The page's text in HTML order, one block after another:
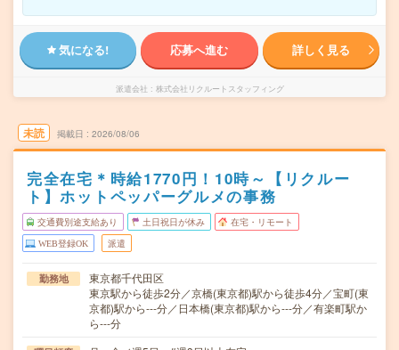
気になる! 応募へ進む 詳しく見る
派遣会社 株式会社リクルートスタッフィング
未読 掲載日 2026/08/06
完全在宅＊時給1770円！10時～【リクルー
ト】ホットペッパーグルメの事務
交通費別途支給あり 土日祝日が休み 在宅・リモート
WEB登録OK 派遣
勤務地
東京都千代田区
東京駅から徒歩2分／京橋(東京都)駅から徒歩4分／宝町(東
京都)駅から---分／日本橋(東京都)駅から---分／有楽町駅か
ら---分